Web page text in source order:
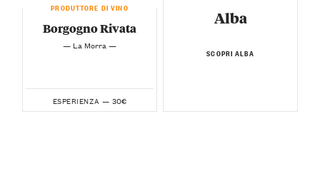
PRODUTTORE DI VINO
Borgogno Rivata
— La Morra —
ESPERIENZA — 30€
Alba
SCOPRI ALBA